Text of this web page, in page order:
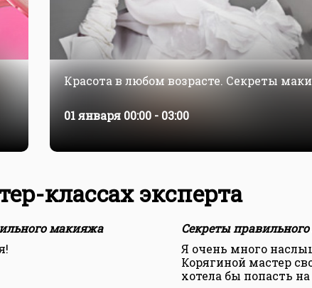
Красота в любом возрасте. Секреты
01 января 00:00 - 03:00
классах эксперта
макияжа
Секреты
Я очень много
Корягиной мастер
хотела бы попасть